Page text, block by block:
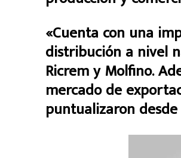
«Cuenta con una
distribución a nivel
Ricrem y Molfino.
mercado de
puntualizaron